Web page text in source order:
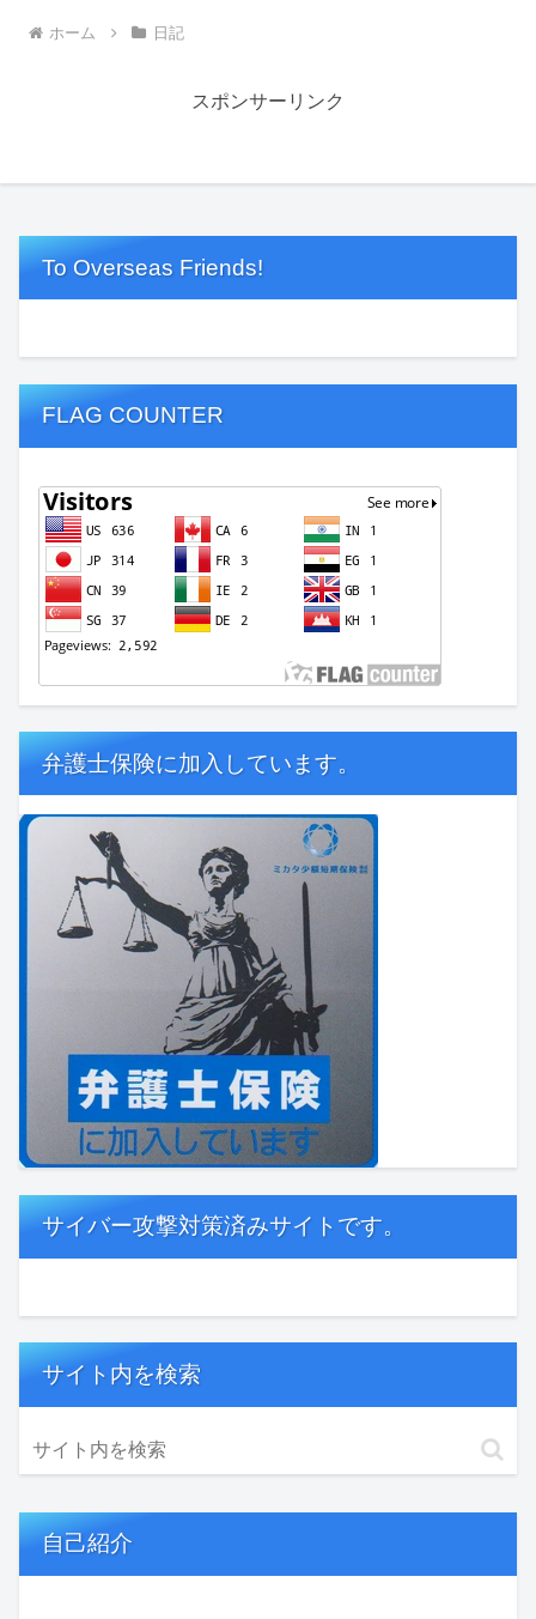
ホーム 日記
スポンサーリンク
To Overseas Friends!
FLAG COUNTER
弁護士保険に加入しています。
サイバー攻撃対策済みサイトです。
サイト内を検索
自己紹介